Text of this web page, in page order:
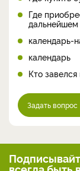
Где
дальнейшем
календарь-
календарь
Кто
Задать вопрос